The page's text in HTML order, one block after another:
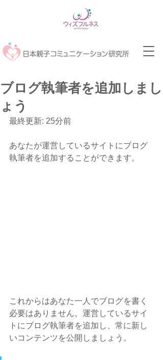
ブログ執筆者を追加しまし
ょう
最終更新: 25分前
あなたが運営しているサイトにブログ
執筆者を追加することができます。
これからはあなた一人でブログを書く
必要はありません。運営しているサイ
トにブログ執筆者を追加し、常に新し
いコンテンツを公開しましょう。